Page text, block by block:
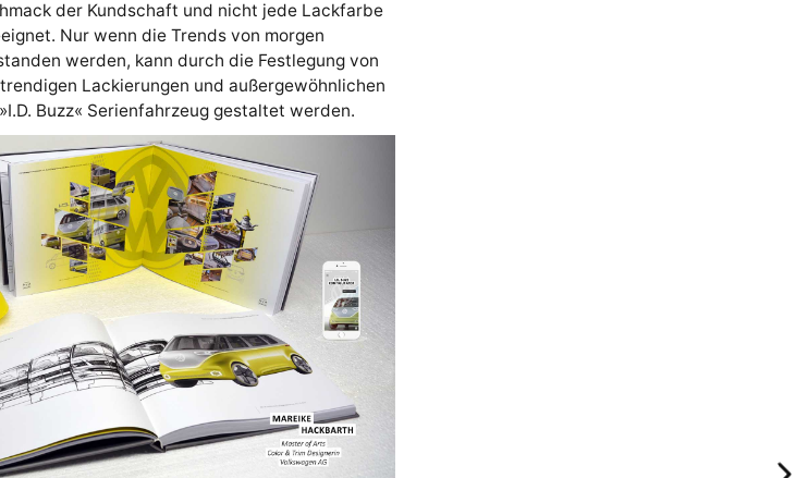
der Kundschaft und nicht jede Lackfarbe
Nur wenn die Trends von morgen
werden, kann durch die Festlegung von
Lackierungen und außergewöhnlichen
Buzz« Serienfahrzeug gestaltet werden.